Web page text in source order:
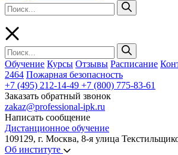
Обучение Курсы Отзывы Расписание
2464 Пожарная безопасность
+7 (495) 212-14-49 +7 (800) 775-83-61
Заказать обратный звонок
zakaz@professional-ipk.ru
Написать сообщение
Дистанционное обучение
109129, г. Москва, 8-я улица
Об институте